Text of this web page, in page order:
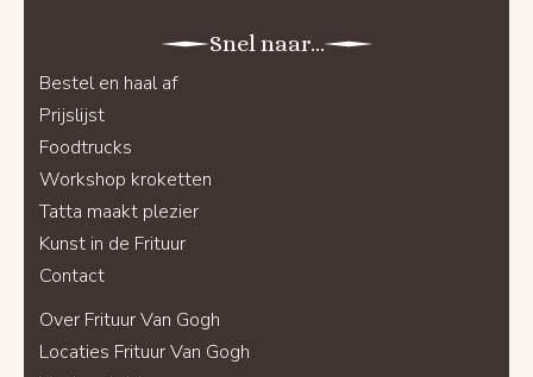
Snel naar...
Bestel en haal af
Prijslijst
Foodtrucks
Workshop kroketten
Tatta maakt plezier
Kunst in de Frituur
Contact
Over Frituur Van Gogh
Locaties Frituur Van Gogh